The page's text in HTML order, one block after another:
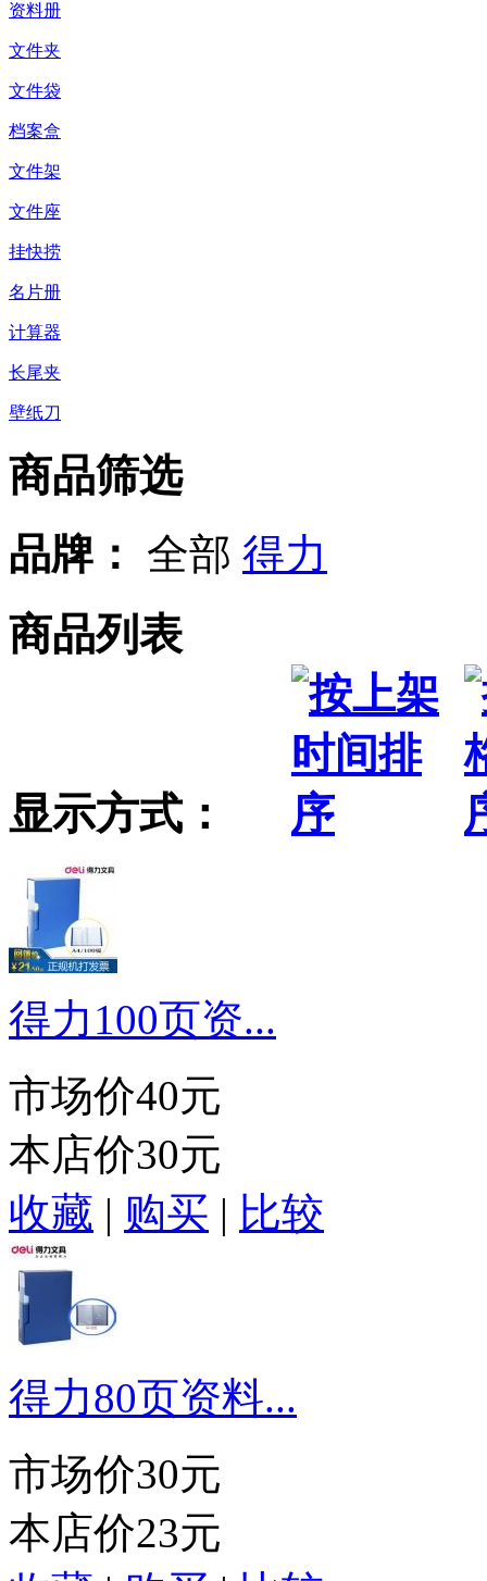
资料册
文件夹
文件袋
档案盒
文件架
文件座
挂快捞
名片册
计算器
长尾夹
壁纸刀
商品筛选
品牌： 全部 得力
商品列表
显示方式：
得力100页资...
市场价40元
本店价30元
收藏 | 购买 | 比较
得力80页资料...
市场价30元
本店价23元